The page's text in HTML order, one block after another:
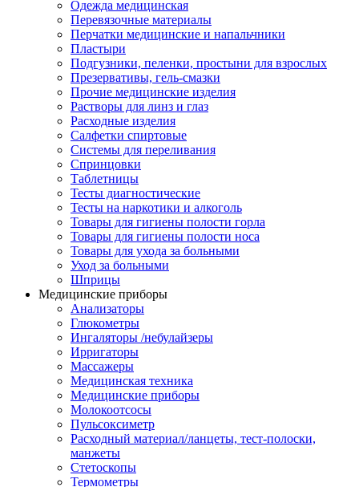
Одежда медицинская
Перевязочные материалы
Перчатки медицинские и напальчники
Пластыри
Подгузники, пеленки, простыни для взрослых
Презервативы, гель-смазки
Прочие медицинские изделия
Растворы для линз и глаз
Расходные изделия
Салфетки спиртовые
Системы для переливания
Спринцовки
Таблетницы
Тесты диагностические
Тесты на наркотики и алкоголь
Товары для гигиены полости горла
Товары для гигиены полости носа
Товары для ухода за больными
Уход за больными
Шприцы
Медицинские приборы
Анализаторы
Глюкометры
Ингаляторы /небулайзеры
Ирригаторы
Массажеры
Медицинская техника
Медицинские приборы
Молокоотсосы
Пульсоксиметр
Расходный материал/ланцеты, тест-полоски,
манжеты
Стетоскопы
Термометры